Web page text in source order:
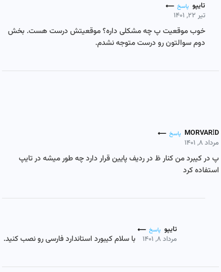
تایپو پاسخ
تیر ۲۲, ۱۴۰۱
خوب موقعیت پ چه مشکلی داره؟ موقعیتش درست هست. بخش
دوم سوالتون رو درست متوجه نشدم.
MORVARID پاسخ
مرداد ۸, ۱۴۰۱
پ در کیبرد من کنار ظ در ردیف پایین قرار دارد چه طور میشه در تایپ
استفاده کرد
تایپو پاسخ
مرداد ۸, ۱۴۰۱ با سلام کیبورد استاندارد فارسی رو نصب کنید.